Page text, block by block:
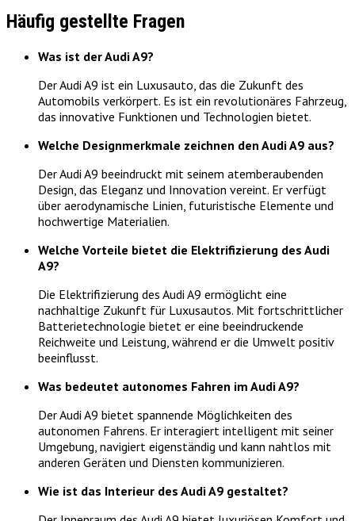
Häufig gestellte Fragen
Was ist der Audi A9?
Der Audi A9 ist ein Luxusauto, das die Zukunft des
Automobils verkörpert. Es ist ein revolutionäres Fahrzeug,
das innovative Funktionen und Technologien bietet.
Welche Designmerkmale zeichnen den Audi A9 aus?
Der Audi A9 beeindruckt mit seinem atemberaubenden
Design, das Eleganz und Innovation vereint. Er verfügt
über aerodynamische Linien, futuristische Elemente und
hochwertige Materialien.
Welche Vorteile bietet die Elektrifizierung des Audi
A9?
Die Elektrifizierung des Audi A9 ermöglicht eine
nachhaltige Zukunft für Luxusautos. Mit fortschrittlicher
Batterietechnologie bietet er eine beeindruckende
Reichweite und Leistung, während er die Umwelt positiv
beeinflusst.
Was bedeutet autonomes Fahren im Audi A9?
Der Audi A9 bietet spannende Möglichkeiten des
autonomen Fahrens. Er interagiert intelligent mit seiner
Umgebung, navigiert eigenständig und kann nahtlos mit
anderen Geräten und Diensten kommunizieren.
Wie ist das Interieur des Audi A9 gestaltet?